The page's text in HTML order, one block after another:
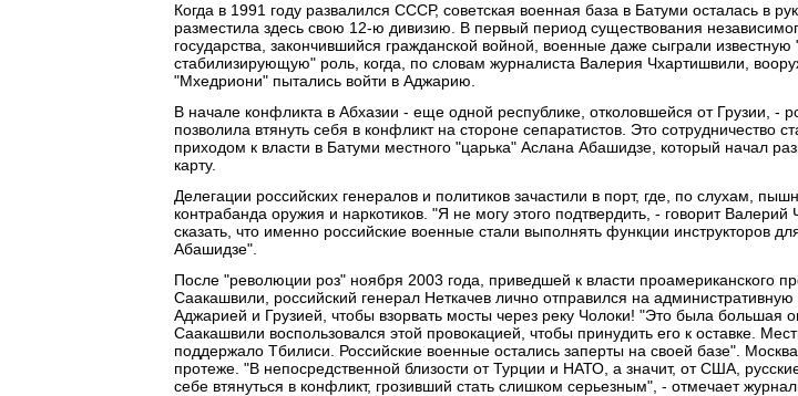
Когда в 1991 году развалился СССР, советская военная база в Батуми осталась в
разместила здесь свою 12-ю дивизию. В первый период существования
государства, закончившийся гражданской войной, военные даже сыграли
стабилизирующую" роль, когда, по словам журналиста Валерия Чхартишвили,
"Мхедриони" пытались войти в Аджарию.
В начале конфликта в Абхазии - еще одной республике, отколовшейся от Грузии, -
позволила втянуть себя в конфликт на стороне сепаратистов. Это сотрудничество
приходом к власти в Батуми местного "царька" Аслана Абашидзе, который начал
карту.
Делегации российских генералов и политиков зачастили в порт, где, по слухам,
контрабанда оружия и наркотиков. "Я не могу этого подтвердить, - говорит
сказать, что именно российские военные стали выполнять функции инструкторов
Абашидзе".
После "революции роз" ноября 2003 года, приведшей к власти проамериканского
Саакашвили, российский генерал Неткачев лично отправился на
Аджарией и Грузией, чтобы взорвать мосты через реку Чолоки! "Это была большая
Саакашвили воспользовался этой провокацией, чтобы принудить его к оставке.
поддержало Тбилиси. Российские военные остались заперты на своей базе".
протеже. "В непосредственной близости от Турции и НАТО, а значит, от США,
себе втянуться в конфликт, грозивший стать слишком серьезным", - отмечает